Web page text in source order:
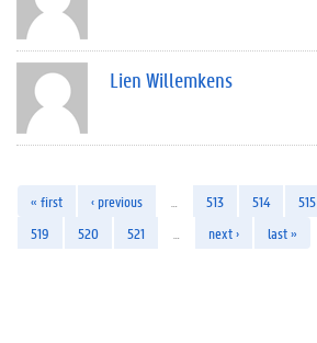
Lien Willemkens
« first ‹ previous 513 514 515
519
520 521 next › last »